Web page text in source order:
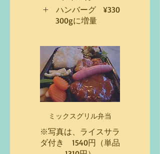
ハンバーグ
300gに増量
¥330
ミックスグリル弁当
※写真は、ライスサラ
ダ付き 1540円（単品